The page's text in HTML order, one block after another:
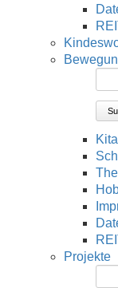
Projekte